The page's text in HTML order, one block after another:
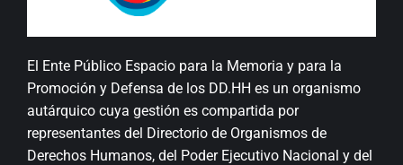
El Ente Público Espacio para la Memoria y para la
Promoción y Defensa de los DD.HH es un organismo
autárquico cuya gestión es compartida por
representantes del Directorio de Organismos de
Derechos Humanos, del Poder Ejecutivo Nacional y del